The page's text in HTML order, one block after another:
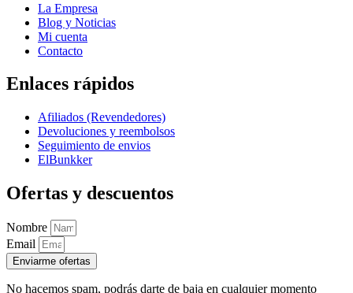
La Empresa
Blog y Noticias
Mi cuenta
Contacto
Enlaces rápidos
Afiliados (Revendedores)
Devoluciones y reembolsos
Seguimiento de envios
ElBunkker
Ofertas y descuentos
Nombre
Email
Enviarme ofertas
No hacemos spam, podrás darte de baja en cualquier momento